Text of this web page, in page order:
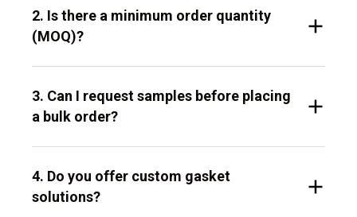
2. Is there a minimum order quantity
(MOQ)?
3. Can I request samples before placing
a bulk order?
4. Do you offer custom gasket
solutions?